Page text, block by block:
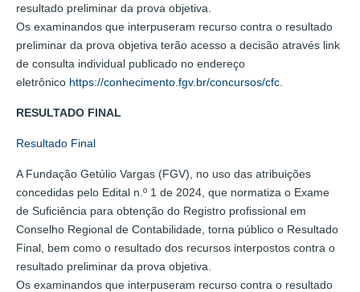
resultado preliminar da prova objetiva.
Os examinandos que interpuseram recurso contra o resultado
preliminar da prova objetiva terão acesso a decisão através link
de consulta individual publicado no endereço
eletrônico https://conhecimento.fgv.br/concursos/cfc
RESULTADO FINAL
Resultado Final
A Fundação Getúlio Vargas (FGV), no uso das atribuições
concedidas pelo Edital n.º 1 de 2024, que normatiza o Exame
de Suficiência para obtenção do Registro profissional em
Conselho Regional de Contabilidade, torna público o Resultado
Final, bem como o resultado dos recursos interpostos contra o
resultado preliminar da prova objetiva.
Os examinandos que interpuseram recurso contra o resultado